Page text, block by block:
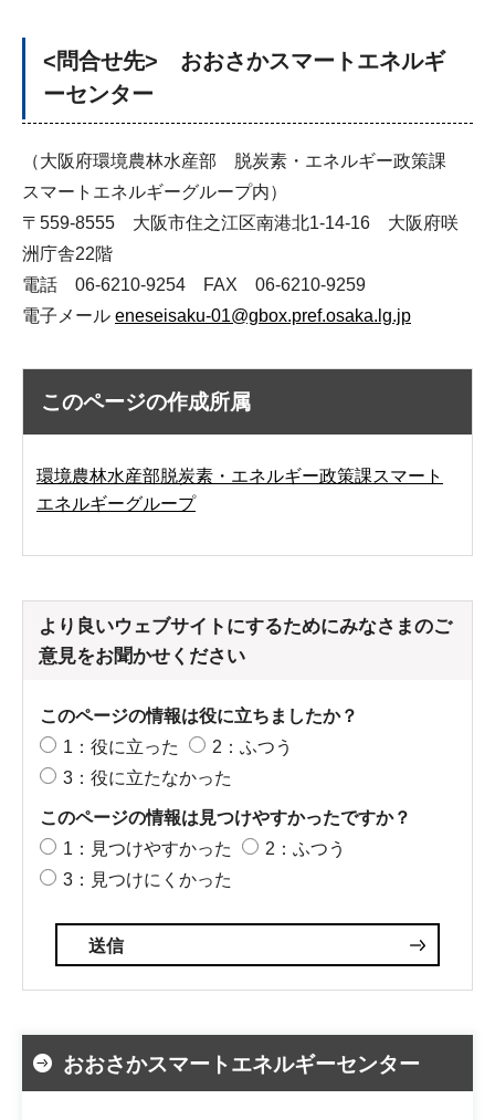
<問合せ先> おおさかスマートエネルギ
ーセンター
（大阪府環境農林水産部 脱炭素・エネルギー政策課
スマートエネルギーグループ内）
〒559-8555 大阪市住之江区南港北1-14-16 大阪府咲
洲庁舎22階
電話 06-6210-9254 FAX 06-6210-9259
電子メール eneseisaku-01@gbox.pref.osaka.lg.jp
このページの作成所属
環境農林水産部脱炭素・エネルギー政策課スマート
エネルギーグループ
より良いウェブサイトにするためにみなさまのご
意見をお聞かせください
このページの情報は役に立ちましたか？
1：役に立った
2：ふつう
3：役に立たなかった
このページの情報は見つけやすかったですか？
1：見つけやすかった
2：ふつう
3：見つけにくかった
おおさかスマートエネルギーセンター